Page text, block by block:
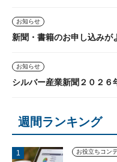
お知らせ
新聞・書籍のお申し込みが
お知らせ
シルバー産業新聞２０２６
週間ランキング